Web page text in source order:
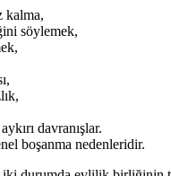
kalma,
söylemek,
davranışlar.
boşanma nedenleridir.